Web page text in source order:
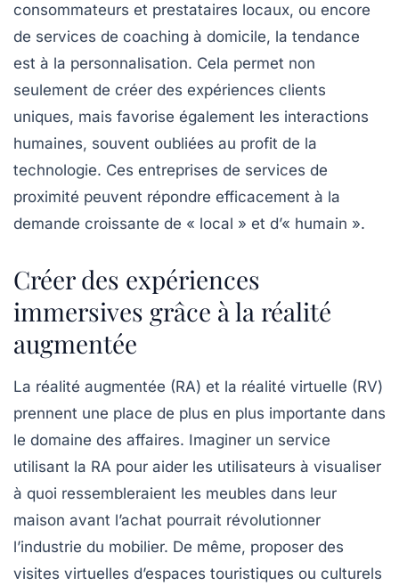
consommateurs et prestataires locaux, ou encore
de services de coaching à domicile, la tendance
est à la personnalisation. Cela permet non
seulement de créer des expériences clients
uniques, mais favorise également les interactions
humaines, souvent oubliées au profit de la
technologie. Ces entreprises de services de
proximité peuvent répondre efficacement à la
demande croissante de « local » et d’« humain ».
Créer des expériences
immersives grâce à la réalité
augmentée
La réalité augmentée (RA) et la réalité virtuelle (RV)
prennent une place de plus en plus importante dans
le domaine des affaires. Imaginer un service
utilisant la RA pour aider les utilisateurs à visualiser
à quoi ressembleraient les meubles dans leur
maison avant l’achat pourrait révolutionner
l’industrie du mobilier. De même, proposer des
visites virtuelles d’espaces touristiques ou culturels